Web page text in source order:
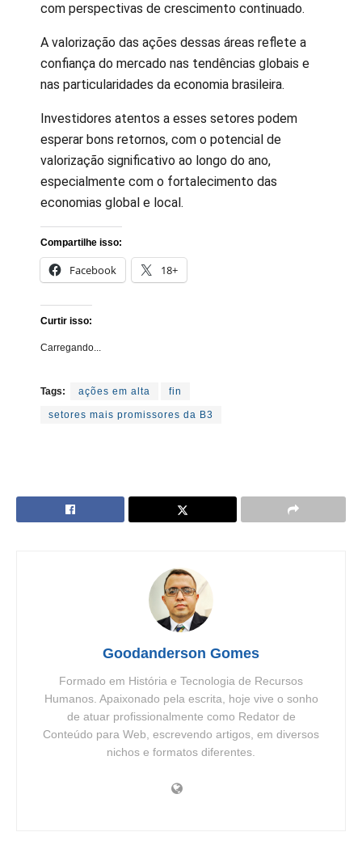
com perspectivas de crescimento continuado.
A valorização das ações dessas áreas reflete a
confiança do mercado nas tendências globais e
nas particularidades da economia brasileira.
Investidores atentos a esses setores podem
esperar bons retornos, com o potencial de
valorização significativo ao longo do ano,
especialmente com o fortalecimento das
economias global e local.
Compartilhe isso:
Facebook 18+
Curtir isso:
Carregando...
Tags: ações em alta fin
setores mais promissores da B3
Goodanderson Gomes
Formado em História e Tecnologia de Recursos
Humanos. Apaixonado pela escrita, hoje vive o sonho
de atuar profissionalmente como Redator de
Conteúdo para Web, escrevendo artigos, em diversos
nichos e formatos diferentes.